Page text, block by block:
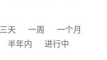
广东
海南 重庆
四川
三天 一周
一个月
半年内 进行中